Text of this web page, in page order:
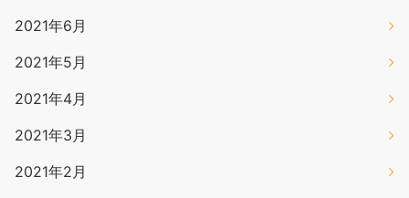
2021年6月
2021年5月
2021年4月
2021年3月
2021年2月